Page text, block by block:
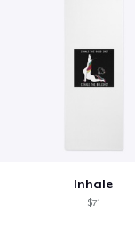
Inhale
$71